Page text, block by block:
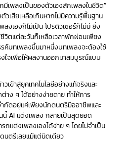
มีเพลงเป็นของตัวเองสักเพลงในชีวิต”
วเสียเหลือเกินหากไม่มีความรู้พื้นฐาน
งเองก็ไม่เป็น โปรดิวเซอร์ก็ไม่มี ยิ่ง
วิตแต่ละวันก็เหลือเวลาพักผ่อนเพียง
ค์บทเพลงขึ้นมาหนึ่งบทเพลงจะต้องใช้
งใจเพื่อให้ผลงานออกมาสมบูรณ์แบบ
เข้าสู่ยุคเทคโนโลยีอย่างแท้จริงและ
าง ๆ ได้อย่างง่ายดาย ทำให้การ
กัดอยู่แค่เพียงนักดนตรีมืออาชีพและ
นี้ AI แต่งเพลง กลายเป็นสุดยอด
ถแต่งเพลงเองได้ง่าย ๆ โดยไม่จำเป็น
นตรีเลยแม้แต่นิดเดียว